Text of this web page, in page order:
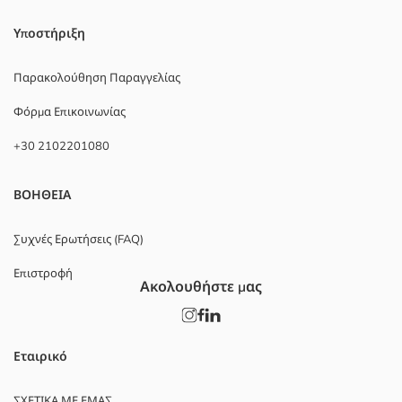
Υποστήριξη
Παρακολούθηση Παραγγελίας
Φόρμα Επικοινωνίας
+30 2102201080
ΒΟΗΘΕΙΑ
Συχνές Ερωτήσεις (FAQ)
Επιστροφή
Εταιρικό
Ακολουθήστε μας